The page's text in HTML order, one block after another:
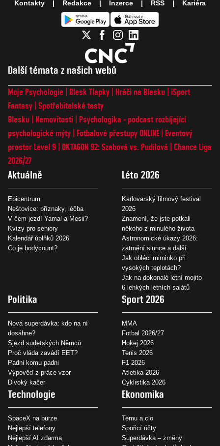
Další témata z našich webů
Moje Psychologie Blesk Tlapky Hráči na Blesku
iSport
Fantasy Spotřebitelské testy
Blesku
Nemovitosti
Psychologika - podcast rozbíjející
psychologické mýty
Fotbalové přestupy ONLINE
Eventový
prostor Level 9 OKTAGON 92: Szabová vs. Pudilová
Chance Liga
2026/27
Aktuálně
Epicentrum
Neštovice: příznaky, léčba
V čem jezdí Yamal a Mesii?
Kvízy pro seniory
Kalendář úplňků 2026
Co je bodycount?
Léto 2026
Karlovarský filmový festival
2026
Znamení, že jste potkali
někoho z minulého života
Astronomické úkazy 2026:
zatmění slunce a další
Jak obléci miminko při
vysokých teplotách?
Jak na dokonalé letní mojito
6 lehkých letních salátů
Politika
Nová superdávka: kdo na ní
dosáhne?
Sjezd sudetských Němců
Proč vláda zavádí EET?
Padni komu padni
Výpověď z práce vzor
Divoký kačer
Sport 2026
MMA
Fotbal 2026/27
Hokej 2026
Tenis 2026
F1 2026
Atletika 2026
Cyklistika 2026
Technologie
SpaceX na burze
Nejlepší telefony
Nejlepší AI zdarma
Ekonomika
Temu a clo
Spořicí účty
Superdávka – změny
Kontakty Redakce Inzerce RSS Kariéra